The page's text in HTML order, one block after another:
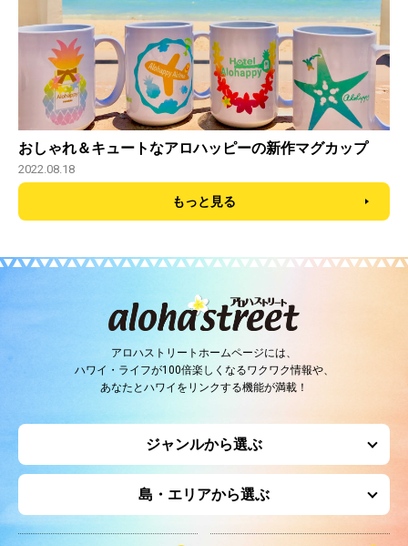
おしゃれ＆キュートなアロハッピーの新作マグカップ
2022.08.18
もっと見る
アロハストリートホームページには、
ハワイ・ライフが100倍楽しくなるワクワク情報や、
あなたとハワイをリンクする機能が満載！
ジャンルから選ぶ
島・エリアから選ぶ